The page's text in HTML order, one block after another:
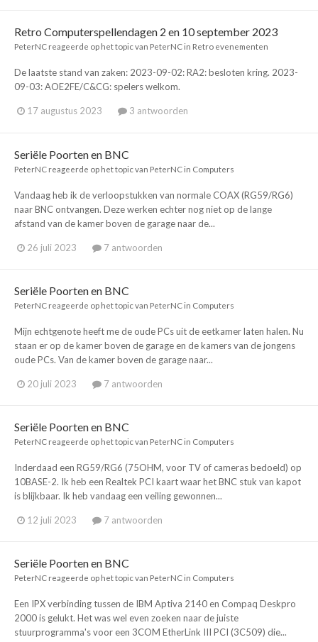
Retro Computerspellendagen 2 en 10 september 2023
PeterNC reageerde op het topic van PeterNC in Retro evenementen
De laatste stand van zaken: 2023-09-02: RA2: besloten kring. 2023-
09-03: AOE2FE/C&CG: spelers welkom.
17 augustus 2023 3 antwoorden
Seriële Poorten en BNC
PeterNC reageerde op het topic van PeterNC in Computers
Vandaag heb ik de verloopstukken van normale COAX (RG59/RG6)
naar BNC ontvangen. Deze werken echter nog niet op de lange
afstand van de kamer boven de garage naar de...
26 juli 2023 7 antwoorden
Seriële Poorten en BNC
PeterNC reageerde op het topic van PeterNC in Computers
Mijn echtgenote heeft me de oude PCs uit de eetkamer laten halen. Nu
staan er op de kamer boven de garage en de kamers van de jongens
oude PCs. Van de kamer boven de garage naar...
20 juli 2023 7 antwoorden
Seriële Poorten en BNC
PeterNC reageerde op het topic van PeterNC in Computers
Inderdaad een RG59/RG6 (75OHM, voor TV of cameras bedoeld) op
10BASE-2. Ik heb een Realtek PCI kaart waar het BNC stuk van kapot
is blijkbaar. Ik heb vandaag een veiling gewonnen...
12 juli 2023 7 antwoorden
Seriële Poorten en BNC
PeterNC reageerde op het topic van PeterNC in Computers
Een IPX verbinding tussen de IBM Aptiva 2140 en Compaq Deskpro
2000 is gelukt. Het was wel even zoeken naar de juiste
stuurprogramma's voor een 3COM EtherLink III PCI (3C509) die...